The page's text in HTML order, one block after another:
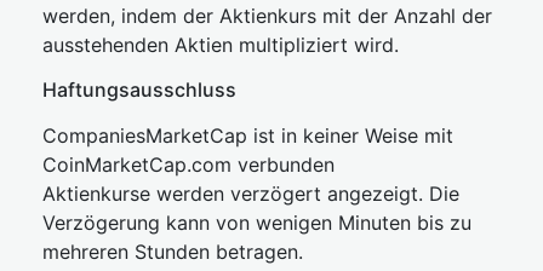
werden, indem der Aktienkurs mit der Anzahl der
ausstehenden Aktien multipliziert wird.
Haftungsausschluss
CompaniesMarketCap ist in keiner Weise mit
CoinMarketCap.com verbunden
Aktienkurse werden verzögert angezeigt. Die
Verzögerung kann von wenigen Minuten bis zu
mehreren Stunden betragen.